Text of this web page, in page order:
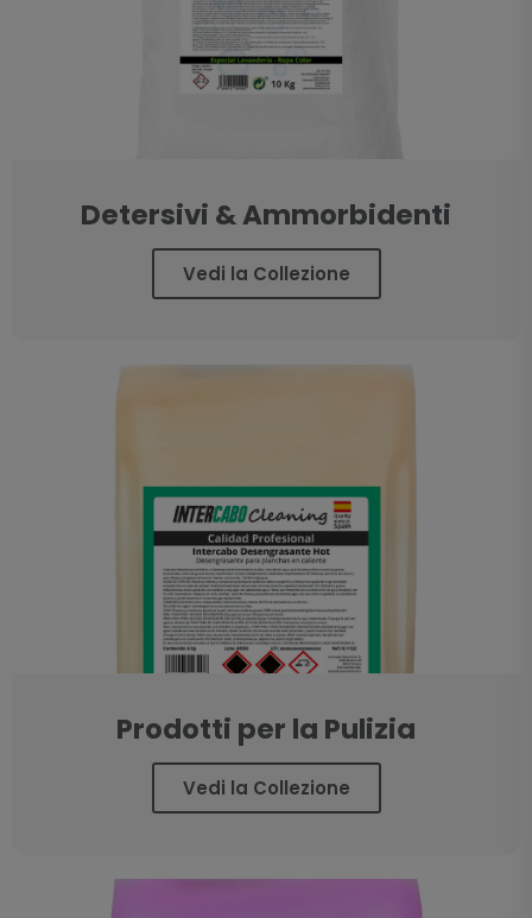
Detersivi & Ammorbidenti
Vedi la Collezione
Prodotti per la Pulizia
Vedi la Collezione